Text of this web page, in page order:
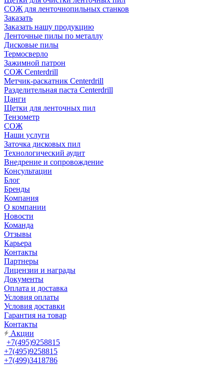
СОЖ для ленточнопильных станков
Заказать
Заказать нашу продукцию
Ленточные пилы по металлу
Дисковые пилы
Термосверло
Зажимной патрон
СОЖ Centerdrill
Метчик-раскатник Centerdrill
Разделительная паста Centerdrill
Цанги
Щетки для ленточных пил
Тензометр
СОЖ
Наши услуги
Заточка дисковых пил
Технологический аудит
Внедрение и сопровождение
Консультации
Блог
Бренды
Компания
О компании
Новости
Команда
Отзывы
Карьера
Контакты
Партнеры
Лицензии и награды
Документы
Оплата и доставка
Условия оплаты
Условия доставки
Гарантия на товар
Контакты
Акции
+7(495)9258815
+7(495)9258815
+7(499)3418786